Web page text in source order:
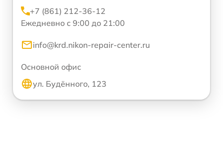
+7 (861) 212-36-12
Ежедневно с 9:00 до 21:00
info@krd.nikon-repair-center.ru
Основной офис
ул. Будённого, 123